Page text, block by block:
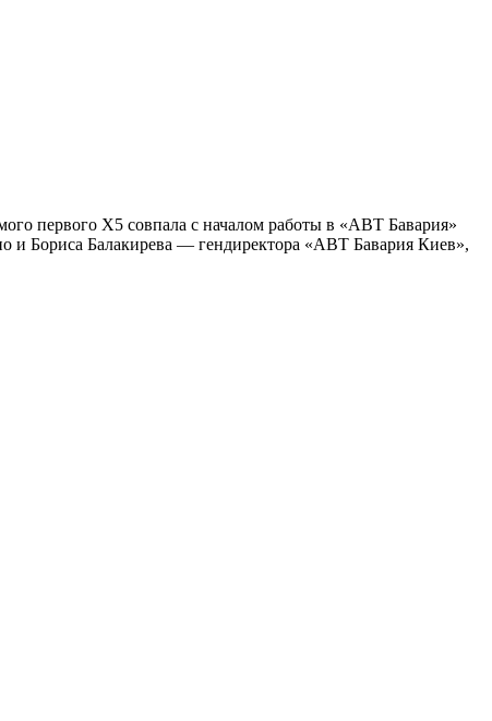
первого Х5 совпала с началом работы в «АВТ Бавария»
и Бориса Балакирева — гендиректора «АВТ Бавария Киев»,